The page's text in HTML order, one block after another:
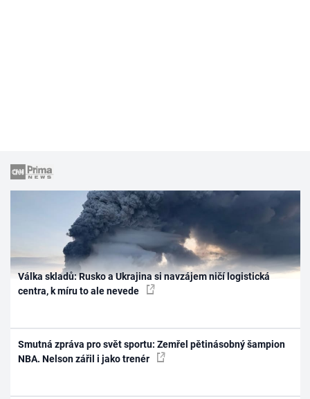
Válka skladů: Rusko a Ukrajina si navzájem ničí logistická
centra, k míru to ale nevede
Smutná zpráva pro svět sportu: Zemřel pětinásobný šampion
NBA. Nelson zářil i jako trenér